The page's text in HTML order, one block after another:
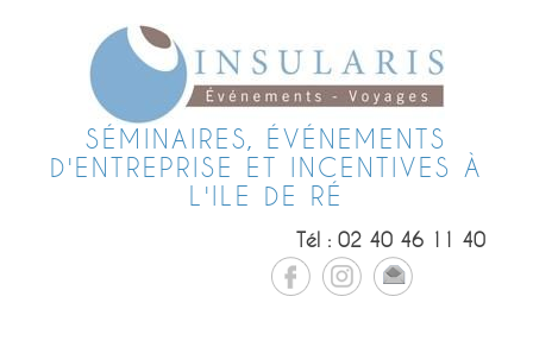
SÉMINAIRES, ÉVÉNEMENTS
D'ENTREPRISE ET INCENTIVES À
L'ILE DE RÉ
Tél : 02 40 46 11 40